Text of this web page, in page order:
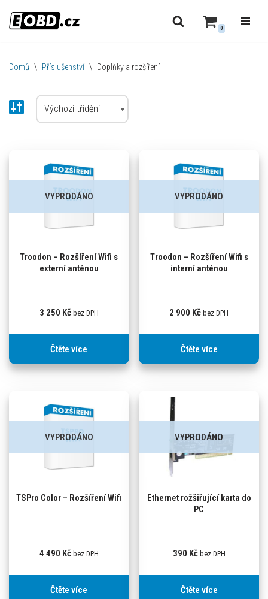
Přeskočit
obsah
0
Domů \ Příslušenství \ Doplňky a rozšíření
VYPRODÁNO
Troodon – Rozšíření Wifi s
externí anténou
3 250 Kč bez DPH
Čtěte více
VYPRODÁNO
Troodon – Rozšíření Wifi s
interní anténou
2 900 Kč bez DPH
Čtěte více
VYPRODÁNO
TSPro Color – Rozšíření Wifi
4 490 Kč bez DPH
Čtěte více
VYPRODÁNO
Ethernet rožšiřující karta do
PC
390 Kč bez DPH
Čtěte více